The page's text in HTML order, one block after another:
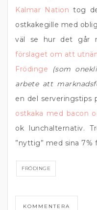
Kalmar Nation tog
ostkakegille med
väl se hur det går
förslaget om att
Frödinge
(som
arbete att
en del serveringstips
ostkaka med bacon
ok lunchalternativ.
”nyttig” med sina 7%
FRÖDINGE
KOMMENTERA